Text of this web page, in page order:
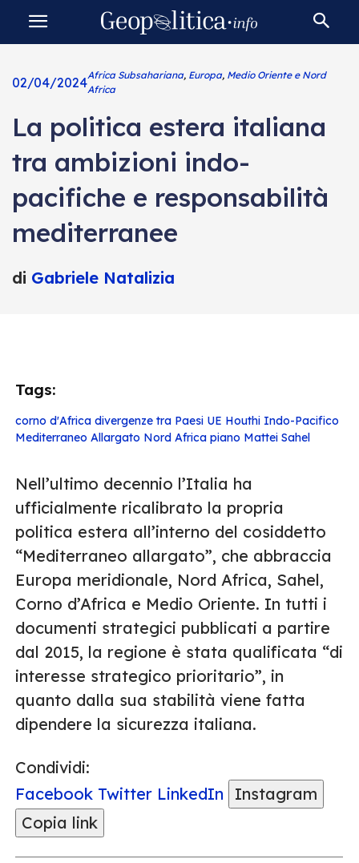
02/04/2024Africa Subsahariana, Europa, Medio Oriente e Nord
Africa
La politica estera italiana
tra ambizioni indo-
pacifiche e responsabilità
mediterranee
di Gabriele Natalizia
Tags:
corno d'Africa divergenze tra Paesi UE Houthi Indo-Pacifico
Mediterraneo Allargato Nord Africa piano Mattei Sahel
Nell’ultimo decennio l’Italia ha
ufficialmente ricalibrato la propria
politica estera all’interno del cosiddetto
“Mediterraneo allargato”, che abbraccia
Europa meridionale, Nord Africa, Sahel,
Corno d’Africa e Medio Oriente. In tutti i
documenti strategici pubblicati a partire
dal 2015, la regione è stata qualificata “di
interesse strategico prioritario”, in
quanto dalla sua stabilità viene fatta
dipendere la sicurezza italiana.
Condividi:
Facebook Twitter LinkedIn
Instagram
Copia link